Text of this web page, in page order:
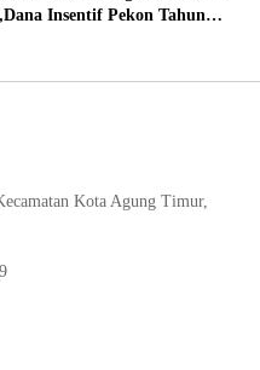
,Dana Insentif Pekon Tahun
Kota Agung Timur,